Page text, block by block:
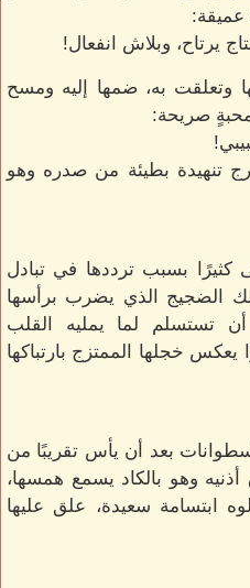
عميقة:
وبلاش انفعال!
وتعلقت به، ضمها إليه ومسح
صريحة:
تنهيدة بطيئة من صدره وهو
بسبب ترددها في تبادل
الضجيج الذي يضرب برأسها
تستسلم لما يمليه القلب
خجلها الممتزج بارتباكها
بعد أن يأس تقريبًا من
أذنيه وهو بالكاد يسمع همسها،
ابتسامة سعيدة، علق عليها